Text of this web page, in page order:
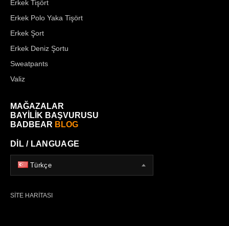
Erkek Tişört
Erkek Polo Yaka Tişört
Erkek Şort
Erkek Deniz Şortu
Sweatpants
Valiz
MAĞAZALAR
BAYİLİK BAŞVURUSU
BADBEAR BLOG
DİL / LANGUAGE
Türkçe
SİTE HARİTASI